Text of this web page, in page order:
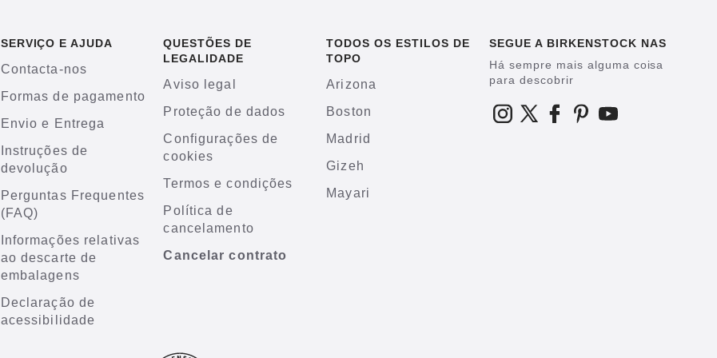
SERVIÇO E AJUDA
Contacta-nos
Formas de pagamento
Envio e Entrega
Instruções de
devolução
Perguntas Frequentes
(FAQ)
Informações relativas
ao descarte de
embalagens
Declaração de
acessibilidade
QUESTÕES DE
LEGALIDADE
Aviso legal
Proteção de dados
Configurações de
cookies
Termos e condições
Política de
cancelamento
Cancelar contrato
TODOS OS ESTILOS DE
TOPO
Arizona
Boston
Madrid
Gizeh
Mayari
SEGUE A BIRKENSTOCK NAS
Há sempre mais alguma coisa
para descobrir